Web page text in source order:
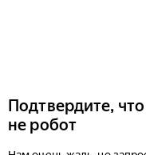
Подтвердите,
не робот